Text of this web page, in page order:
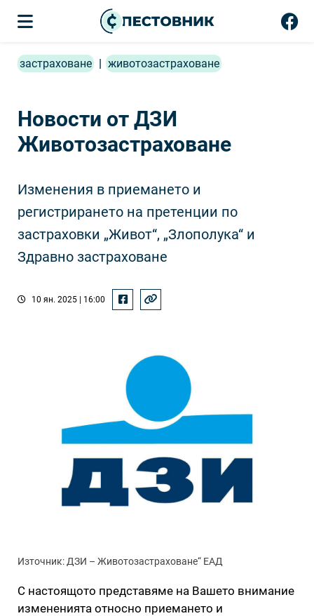
застраховане | животозастраховане
Новости от ДЗИ
Животозастраховане
Изменения в приемането и
регистрирането на претенции по
застраховки „Живот“, „Злополука“ и
Здравно застраховане
10 ян. 2025 | 16:00
Източник: ДЗИ – Животозастраховане“ ЕАД
С настоящото представяме на Вашето внимание
измененията относно приемането и